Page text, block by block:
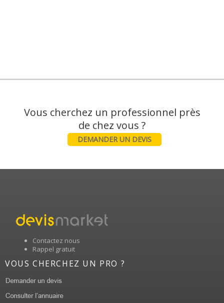
Vous cherchez un professionnel près
DEMANDER UN DEVIS
Contactez nous
Rappel gratuit
VOUS CHERCHEZ UN PRO ?